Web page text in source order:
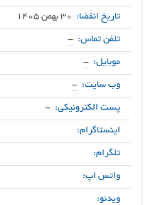
تاریخ انقضا: 30 بهمن 1405
تلفن تماس: -
موبایل: -
وب سایت: -
پست الکترونیکی: -
اینستاگرام:
تلگرام:
واتس اپ:
ویدئو: